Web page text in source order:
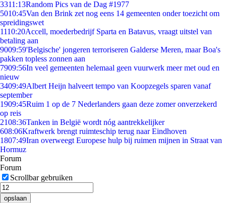
3311:13Random Pics van de Dag #1977
5010:45Van den Brink zet nog eens 14 gemeenten onder toezicht om
spreidingswet
1110:20Accell, moederbedrijf Sparta en Batavus, vraagt uitstel van
betaling aan
9009:59'Belgische' jongeren terroriseren Galderse Meren, maar Boa's
pakken topless zonnen aan
7909:56In veel gemeenten helemaal geen vuurwerk meer met oud en
nieuw
3409:49Albert Heijn halveert tempo van Koopzegels sparen vanaf
september
1909:45Ruim 1 op de 7 Nederlanders gaan deze zomer onverzekerd
op reis
2108:36Tanken in België wordt nóg aantrekkelijker
608:06Kraftwerk brengt ruimteschip terug naar Eindhoven
1807:49Iran overweegt Europese hulp bij ruimen mijnen in Straat van
Hormuz
Forum
Forum
Scrollbar gebruiken
opslaan